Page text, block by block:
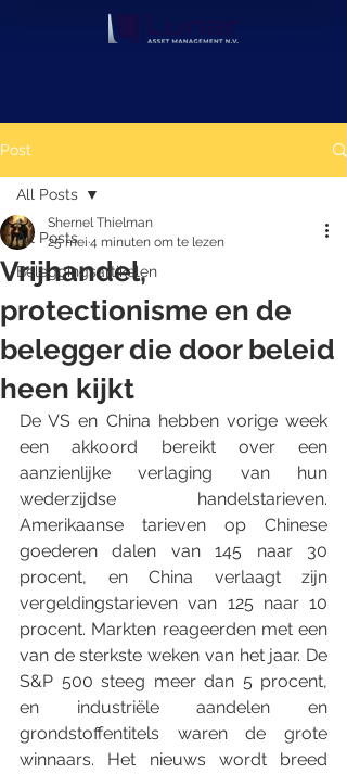
Post
All Posts
Beleggingsartikelen
All Posts
Vrijhandel,
protectionisme en de
belegger die door beleid
heen kijkt
Shernel Thielman
25 mei 4 minuten om te lezen
De VS en China hebben vorige week
een akkoord bereikt over een
aanzienlijke verlaging van hun
wederzijdse handelstarieven.
Amerikaanse tarieven op Chinese
goederen dalen van 145 naar 30
procent, en China verlaagt zijn
vergeldingstarieven van 125 naar 10
procent. Markten reageerden met een
van de sterkste weken van het jaar. De
S&P 500 steeg meer dan 5 procent,
en industriële aandelen en
grondstoffentitels waren de grote
winnaars. Het nieuws wordt breed